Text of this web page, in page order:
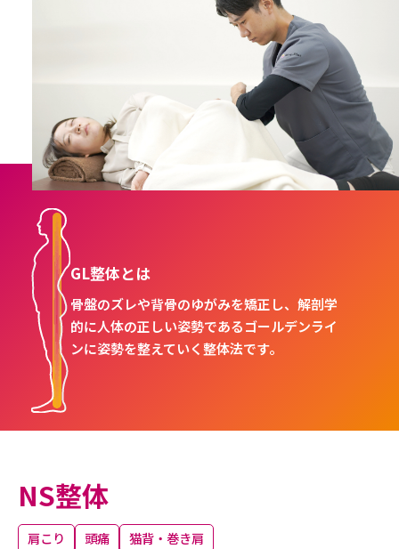
GL整体とは
骨盤のズレや背骨のゆがみを矯正し、解剖学
的に人体の正しい姿勢であるゴールデンライ
ンに姿勢を整えていく整体法です。
NS整体
肩こり 頭痛 猫背・巻き肩